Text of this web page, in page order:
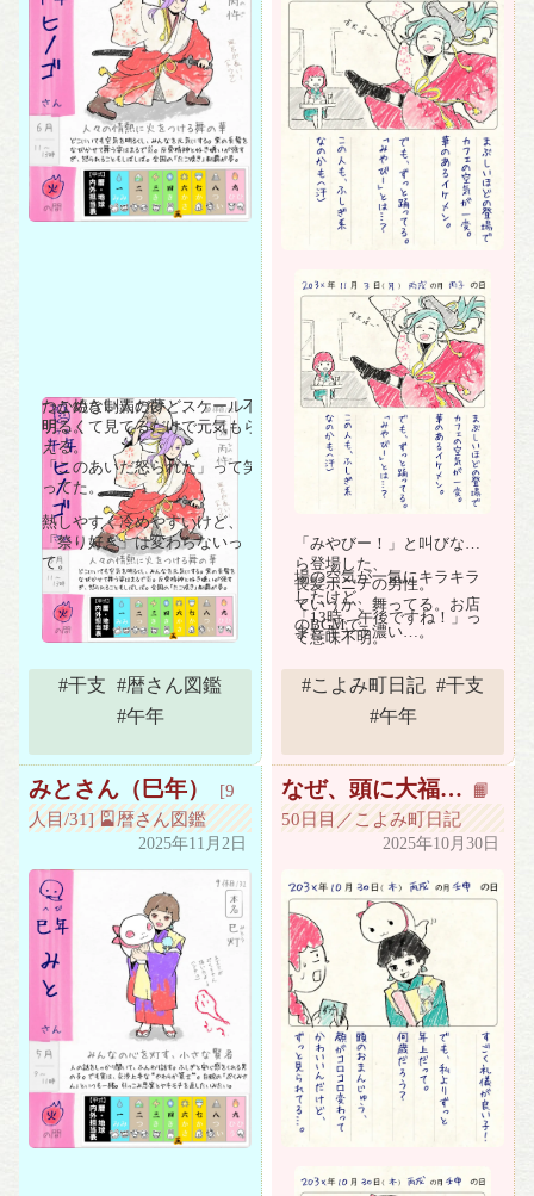
つかめない人だけど、
明るくて見てるだけで元気もら
える。
「このあいだ怒られた」って笑
ってた。
熱しやすく冷めやすいけど、
「祭り好き」は変わらないっ
て。
たこ焼き制覇の夢、スケール不
明…。
#干支
#暦さん図鑑
#午年
「みやびー！」と叫びなが
ら登場した、
長髪ポニテの男性。
ていうか、舞ってる。お店
のBGMで。
場の空気が一気にキラキラ
したけど、
「13時、午後ですね！」っ
て意味不明。
またキャラ濃い…。
#こよみ町日記 #干支
#午年
みとさん（巳年）
[9
人目/31] 🎴暦さん図鑑
2025年11月2日
なぜ、頭に大福…
📙
50日目／こよみ町日記
2025年10月30日